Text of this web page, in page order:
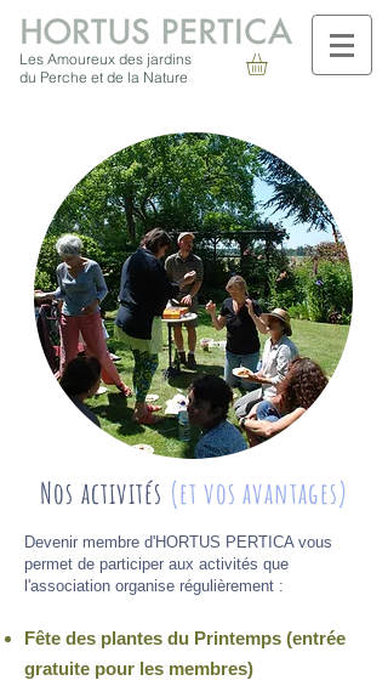
Les Amoureux des jardins
du Perche et de la Nature
Nos activités (et vos avantages)
Devenir membre d'HORTUS PERTICA vous
permet de participer aux activités que
l'association organise régulièrement :
Fête des plantes du Printemps (entrée
gratuite pour les membres)